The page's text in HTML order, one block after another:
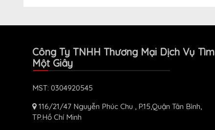
Công Ty TNHH Thương Mại Dịch Vụ Tìm
Một Giây
MST: 0304920545
116/21/47 Nguyễn Phúc Chu , P.15,Quận Tân Bình,
TP.Hồ Chí Minh